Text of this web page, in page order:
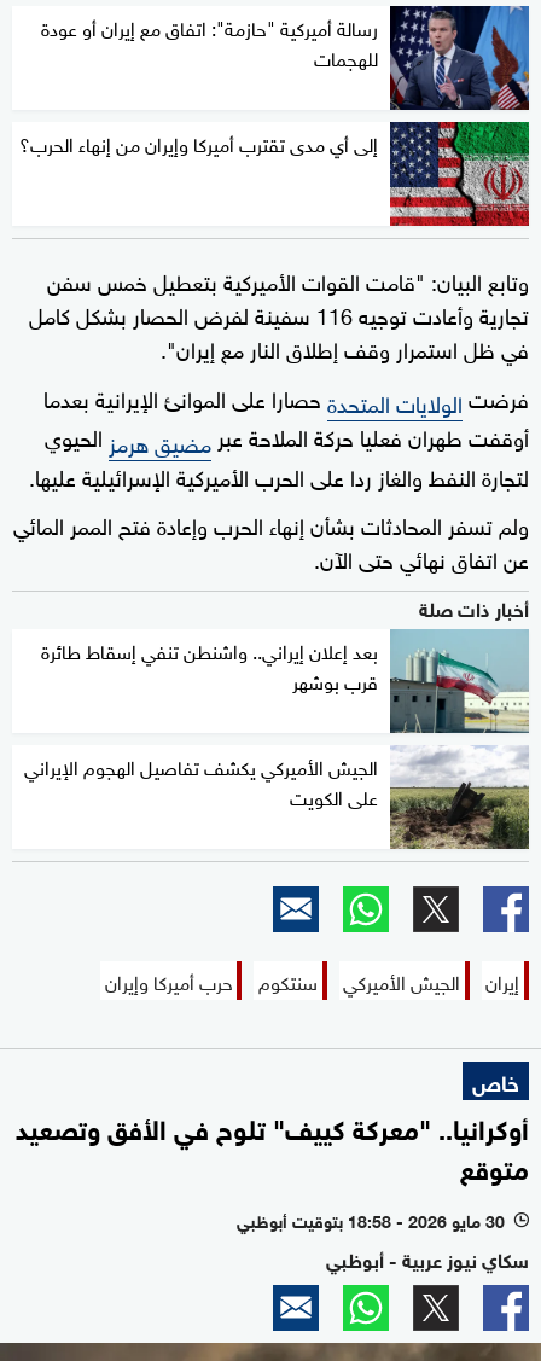
رسالة أميركية "حازمة": اتفاق مع إيران أو عودة
للهجمات
إلى أي مدى تقترب أميركا وإيران من إنهاء الحرب؟
وتابع البيان: "قامت القوات الأميركية بتعطيل خمس سفن
تجارية وأعادت توجيه 116 سفينة لفرض الحصار بشكل كامل
في ظل استمرار وقف إطلاق النار مع إيران".
فرضتالولايات المتحدةحصارا على الموانئ الإيرانية بعدما
أوقفت طهران فعليا حركة الملاحة عبر مضيق هرمز الحيوي
لتجارة النفط والغاز ردا على الحرب الأميركية الإسرائيلية عليها.
ولم تسفر المحادثات بشأن إنهاء الحرب وإعادة فتح الممر المائي
عن اتفاق نهائي حتى الآن.
أخبار ذات صلة
بعد إعلان إيراني.. واشنطن تنفي إسقاط طائرة
قرب بوشهر
الجيش الأميركي يكشف تفاصيل الهجوم الإيراني
على الكويت
إيران الجيش الأميركي سنتكوم حرب أميركا وإيران
خاص
أوكرانيا.. "معركة كييف" تلوح في الأفق وتصعيد
متوقع
l 30 مايو 2026 - 18:58 بتوقيت أبوظبي
سكاي نيوز عربية - أبوظبي